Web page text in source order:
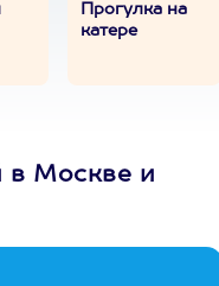
Прогулка на
катере
в Москве и